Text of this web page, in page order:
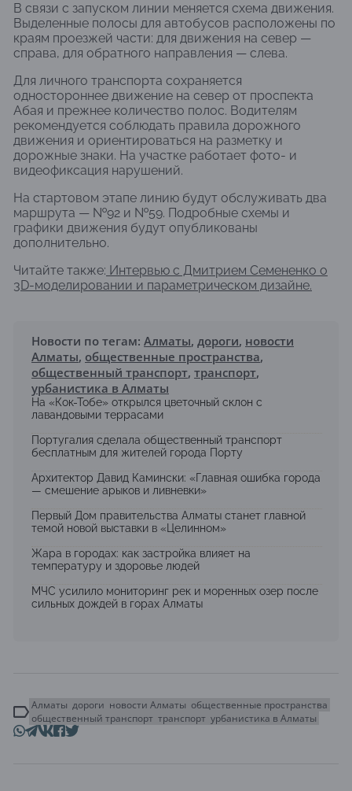
В связи с запуском линии меняется схема движения.
Выделенные полосы для автобусов расположены по
краям проезжей части: для движения на север —
справа, для обратного направления — слева.
Для личного транспорта сохраняется
одностороннее движение на север от проспекта
Абая и прежнее количество полос. Водителям
рекомендуется соблюдать правила дорожного
движения и ориентироваться на разметку и
дорожные знаки. На участке работает фото- и
видеофиксация нарушений.
На стартовом этапе линию будут обслуживать два
маршрута — №92 и №59. Подробные схемы и
графики движения будут опубликованы
дополнительно.
Читайте также: Интервью с Дмитрием Семененко о
3D-моделировании и параметрическом дизайне.
Новости по тегам: Алматы, дороги, новости
Алматы, общественные пространства,
общественный транспорт, транспорт,
урбанистика в Алматы
На «Кок-Тобе» открылся цветочный склон с
лавандовыми террасами
Португалия сделала общественный транспорт
бесплатным для жителей города Порту
Архитектор Давид Камински: «Главная ошибка города
— смешение арыков и ливневки»
Первый Дом правительства Алматы станет главной
темой новой выставки в «Целинном»
Жара в городах: как застройка влияет на
температуру и здоровье людей
МЧС усилило мониторинг рек и моренных озер после
сильных дождей в горах Алматы
Алматы дороги новости Алматы общественные пространства
общественный транспорт транспорт урбанистика в Алматы